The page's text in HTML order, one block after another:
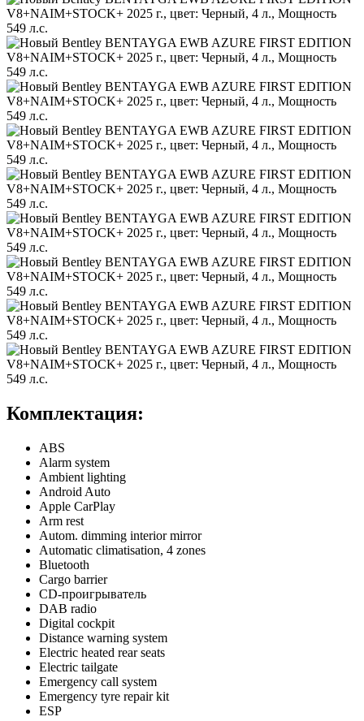
Комплектация:
ABS
Alarm system
Ambient lighting
Android Auto
Apple CarPlay
Arm rest
Autom. dimming interior mirror
Automatic climatisation, 4 zones
Bluetooth
Cargo barrier
CD-проигрыватель
DAB radio
Digital cockpit
Distance warning system
Electric heated rear seats
Electric tailgate
Emergency call system
Emergency tyre repair kit
ESP